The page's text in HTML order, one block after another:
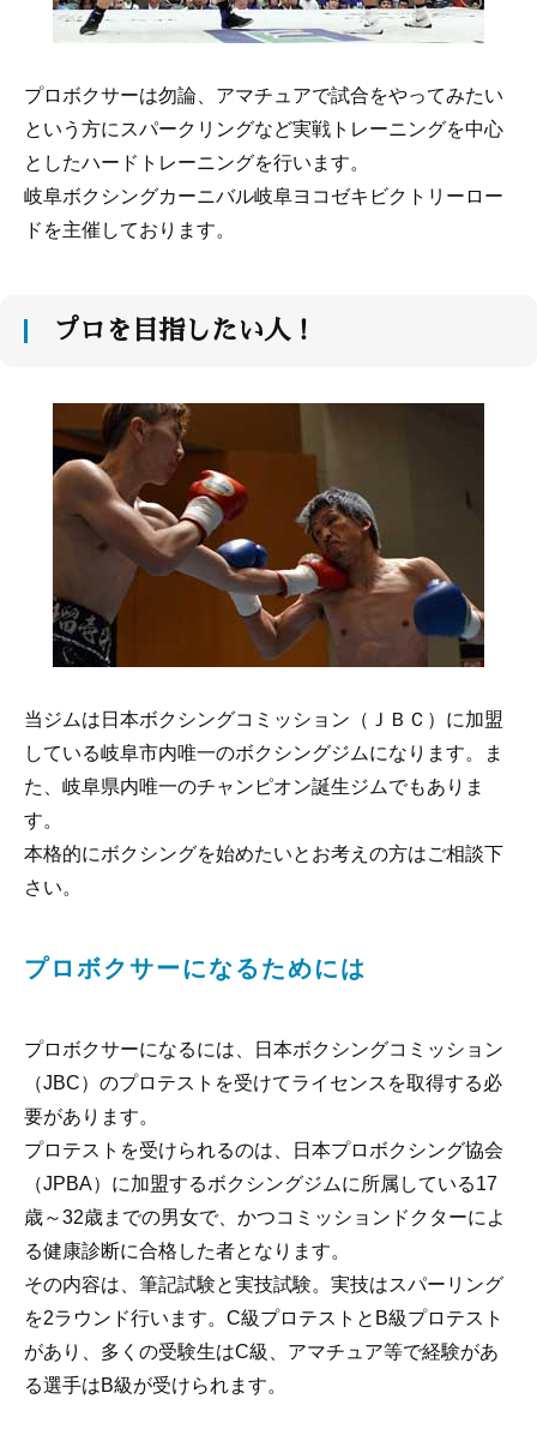
プロボクサーは勿論、アマチュアで試合をやってみたい
という方にスパークリングなど実戦トレーニングを中心
としたハードトレーニングを行います。
岐阜ボクシングカーニバル岐阜ヨコゼキビクトリーロー
ドを主催しております。
プロを目指したい人！
当ジムは日本ボクシングコミッション（ＪＢＣ）に加盟
している岐阜市内唯一のボクシングジムになります。ま
た、岐阜県内唯一のチャンピオン誕生ジムでもありま
す。
本格的にボクシングを始めたいとお考えの方はご相談下
さい。
プロボクサーになるためには
プロボクサーになるには、日本ボクシングコミッション
（JBC）のプロテストを受けてライセンスを取得する必
要があります。
プロテストを受けられるのは、日本プロボクシング協会
（JPBA）に加盟するボクシングジムに所属している17
歳～32歳までの男女で、かつコミッションドクターによ
る健康診断に合格した者となります。
その内容は、筆記試験と実技試験。実技はスパーリング
を2ラウンド行います。C級プロテストとB級プロテスト
があり、多くの受験生はC級、アマチュア等で経験があ
る選手はB級が受けられます。